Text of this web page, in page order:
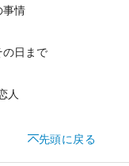
情
日まで
人
先頭に戻る